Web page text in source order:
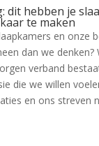
dit hebben je
te maken
en onze
dan we denken?
verband
die we willen
en ons streven